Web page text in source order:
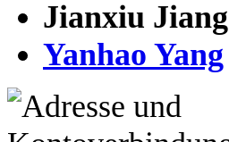
Jianxiu Jiang
Yanhao Yang